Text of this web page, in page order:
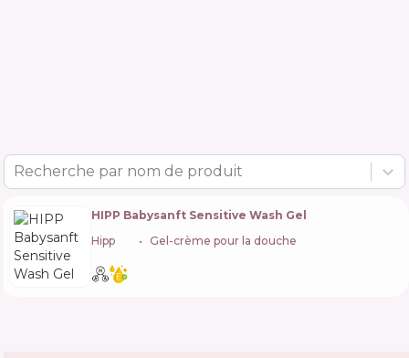
Recherche par nom de produit
HIPP Babysanft Sensitive Wash Gel
Hipp
Gel-crème pour la douche